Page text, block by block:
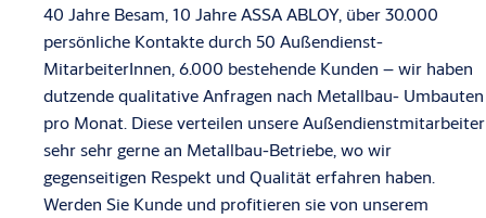
40 Jahre Besam, 10 Jahre ASSA ABLOY, über 30.000
persönliche Kontakte durch 50 Außendienst-
MitarbeiterInnen, 6.000 bestehende Kunden – wir haben
dutzende qualitative Anfragen nach Metallbau- Umbauten
pro Monat. Diese verteilen unsere Außendienstmitarbeiter
sehr sehr gerne an Metallbau-Betriebe, wo wir
gegenseitigen Respekt und Qualität erfahren haben.
Werden Sie Kunde und profitieren sie von unserem